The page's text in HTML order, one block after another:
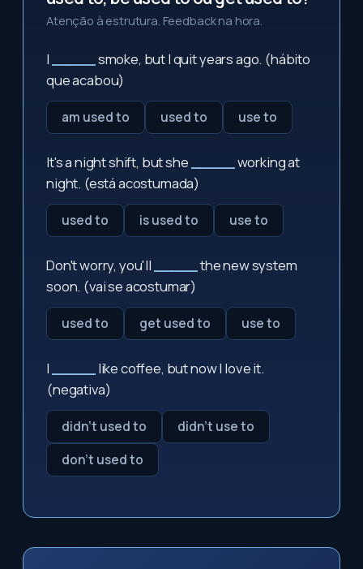
Atenção à estrutura. Feedback na hora.
I
smoke, but I quit years ago. (hábito
que acabou)
am used to used to use to
It's a night shift, but she
working at
night. (está acostumada)
used to is used to use to
Don't worry, you'll
the new system
soon. (vai se acostumar)
used to get used to use to
I
like coffee, but now I love it.
(negativa)
didn't used to
didn't use to
don't used to